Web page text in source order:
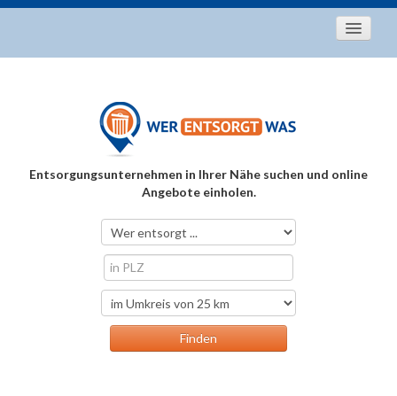
Entsorgungstipps
Über uns
Entsorgungsunternehmen in Ihrer Nähe suchen und online
Angebote einholen.